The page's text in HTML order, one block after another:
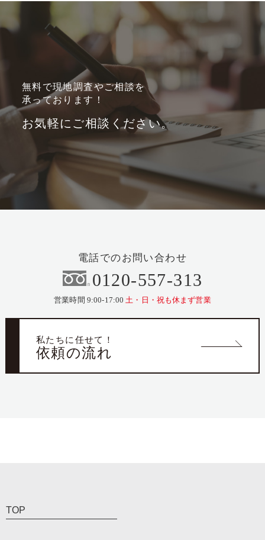
無料で現地調査やご相談を
承っております！
お気軽にご相談ください。
電話でのお問い合わせ
0120-557-313
営業時間 9:00-17:00 土・日・祝も休まず営業
私たちに任せて！
依頼の流れ
TOP